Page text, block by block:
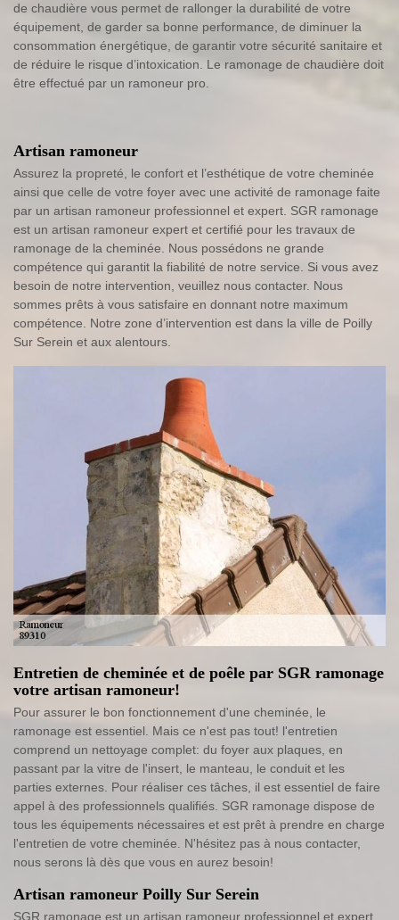
de chaudière vous permet de rallonger la durabilité de votre
équipement, de garder sa bonne performance, de diminuer la
consommation énergétique, de garantir votre sécurité sanitaire et
de réduire le risque d’intoxication. Le ramonage de chaudière doit
être effectué par un ramoneur pro.
Artisan ramoneur
Assurez la propreté, le confort et l’esthétique de votre cheminée
ainsi que celle de votre foyer avec une activité de ramonage faite
par un artisan ramoneur professionnel et expert. SGR ramonage
est un artisan ramoneur expert et certifié pour les travaux de
ramonage de la cheminée. Nous possédons ne grande
compétence qui garantit la fiabilité de notre service. Si vous avez
besoin de notre intervention, veuillez nous contacter. Nous
sommes prêts à vous satisfaire en donnant notre maximum
compétence. Notre zone d’intervention est dans la ville de Poilly
Sur Serein et aux alentours.
Entretien de cheminée et de poêle par SGR ramonage
votre artisan ramoneur!
Pour assurer le bon fonctionnement d'une cheminée, le
ramonage est essentiel. Mais ce n'est pas tout! l'entretien
comprend un nettoyage complet: du foyer aux plaques, en
passant par la vitre de l'insert, le manteau, le conduit et les
parties externes. Pour réaliser ces tâches, il est essentiel de faire
appel à des professionnels qualifiés. SGR ramonage dispose de
tous les équipements nécessaires et est prêt à prendre en charge
l'entretien de votre cheminée. N'hésitez pas à nous contacter,
nous serons là dès que vous en aurez besoin!
Artisan ramoneur Poilly Sur Serein
SGR ramonage est un artisan ramoneur professionnel et expert